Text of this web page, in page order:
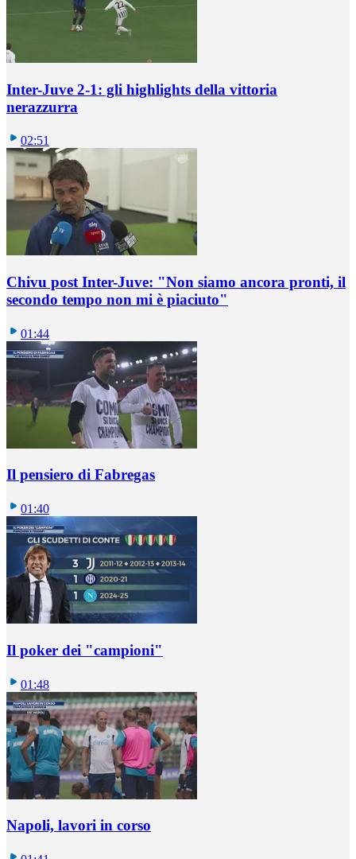
Inter-Juve 2-1: gli highlights della vittoria
nerazzurra
02:51
Chivu post Inter-Juve: "Non siamo ancora pronti, il
secondo tempo non mi è piaciuto"
01:44
Il pensiero di Fabregas
01:40
Il poker dei "campioni"
01:48
Napoli, lavori in corso